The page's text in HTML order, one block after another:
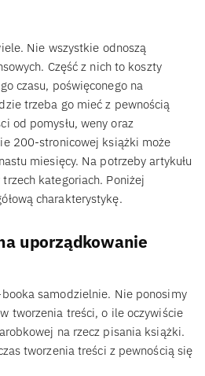
Nie wszystkie odnoszą
Część z nich to koszty
czasu, poświęconego na
trzeba go mieć z pewnością
od pomysłu, weny oraz
200-stronicowej książki może
miesięcy. Na potrzeby artykułu
kategoriach. Poniżej
charakterystykę.
uporządkowanie
samodzielnie. Nie ponosimy
tworzenia treści, o ile oczywiście
na rzecz pisania książki.
tworzenia treści z pewnością się